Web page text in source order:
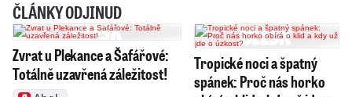
ČLÁNKY ODJINUD
Zvrat u Plekance a Šafářové:
Totálně uzavřená záležitost!
Tropické noci a špatný
spánek: Proč nás horko